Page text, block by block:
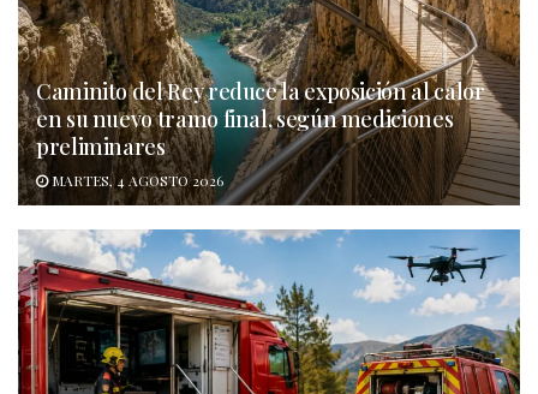
Caminito del Rey reduce la exposición al calor
en su nuevo tramo final, según mediciones
preliminares
MARTES, 4 AGOSTO 2026